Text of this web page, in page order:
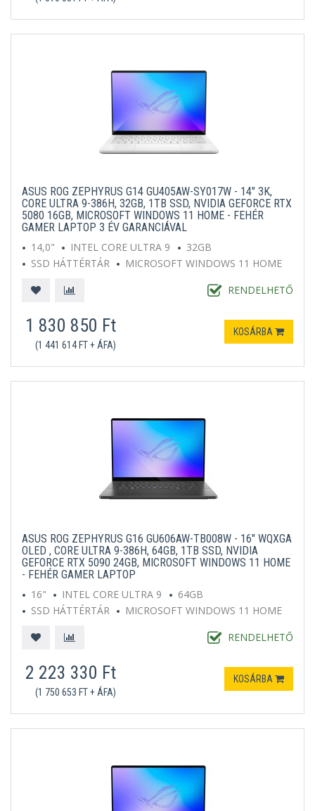
ASUS ROG ZEPHYRUS G14 GU405AW-SY017W - 14" 3K,
CORE ULTRA 9-386H, 32GB, 1TB SSD, NVIDIA GEFORCE RTX
5080 16GB, MICROSOFT WINDOWS 11 HOME - FEHÉR
GAMER LAPTOP 3 ÉV GARANCIÁVAL
14,0"
INTEL CORE ULTRA 9
32GB
SSD HÁTTÉRTÁR
MICROSOFT WINDOWS 11 HOME
RENDELHETŐ
1 830 850 Ft
(1 441 614 FT + ÁFA)
KOSÁRBA
ASUS ROG ZEPHYRUS G16 GU606AW-TB008W - 16" WQXGA
OLED , CORE ULTRA 9-386H, 64GB, 1TB SSD, NVIDIA
GEFORCE RTX 5090 24GB, MICROSOFT WINDOWS 11 HOME
- FEHÉR GAMER LAPTOP
16"
INTEL CORE ULTRA 9
64GB
SSD HÁTTÉRTÁR
MICROSOFT WINDOWS 11 HOME
RENDELHETŐ
2 223 330 Ft
(1 750 653 FT + ÁFA)
KOSÁRBA